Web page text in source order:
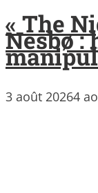
« The
Nesbø :
3 août 20264